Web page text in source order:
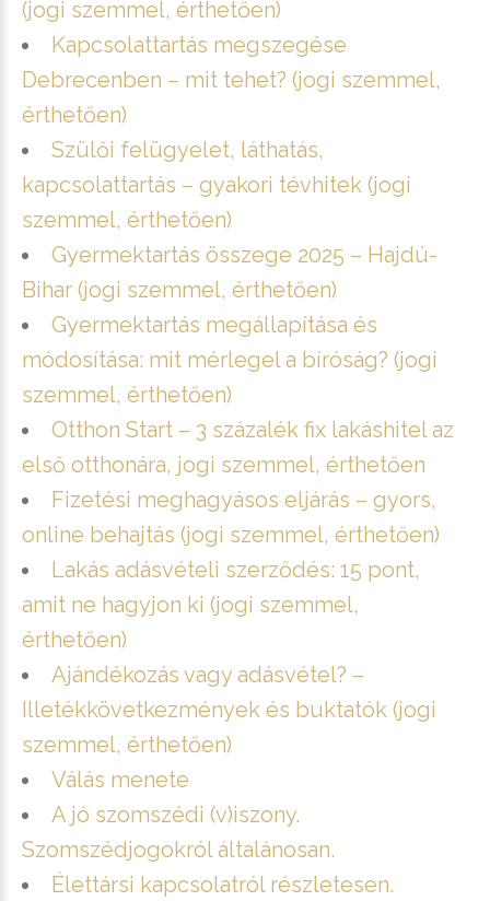
(jogi szemmel, érthetően)
Kapcsolattartás megszegése
Debrecenben – mit tehet? (jogi szemmel,
érthetően)
Szülői felügyelet, láthatás,
kapcsolattartás – gyakori tévhitek (jogi
szemmel, érthetően)
Gyermektartás összege 2025 – Hajdú-
Bihar (jogi szemmel, érthetően)
Gyermektartás megállapítása és
módosítása: mit mérlegel a bíróság? (jogi
szemmel, érthetően)
Otthon Start – 3 százalék fix lakáshitel az
első otthonára, jogi szemmel, érthetően
Fizetési meghagyásos eljárás – gyors,
online behajtás (jogi szemmel, érthetően)
Lakás adásvételi szerződés: 15 pont,
amit ne hagyjon ki (jogi szemmel,
érthetően)
Ajándékozás vagy adásvétel? –
Illetékkövetkezmények és buktatók (jogi
szemmel, érthetően)
Válás menete
A jó szomszédi (v)iszony.
Szomszédjogokról általánosan.
Élettársi kapcsolatról részletesen.